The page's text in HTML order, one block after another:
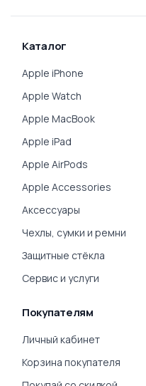
Каталог
Apple iPhone
Apple Watch
Apple MacBook
Apple iPad
Apple AirPods
Apple Accessories
Аксессуары
Чехлы, сумки и ремни
Защитные стёкла
Сервис и услуги
Покупателям
Личный кабинет
Корзина покупателя